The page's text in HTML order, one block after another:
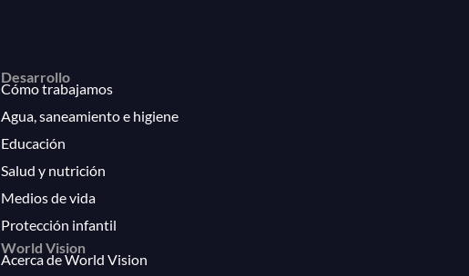
Desarrollo
Cómo trabajamos
Agua, saneamiento e higiene
Educación
Salud y nutrición
Medios de vida
Protección infantil
World Vision
Acerca de World Vision